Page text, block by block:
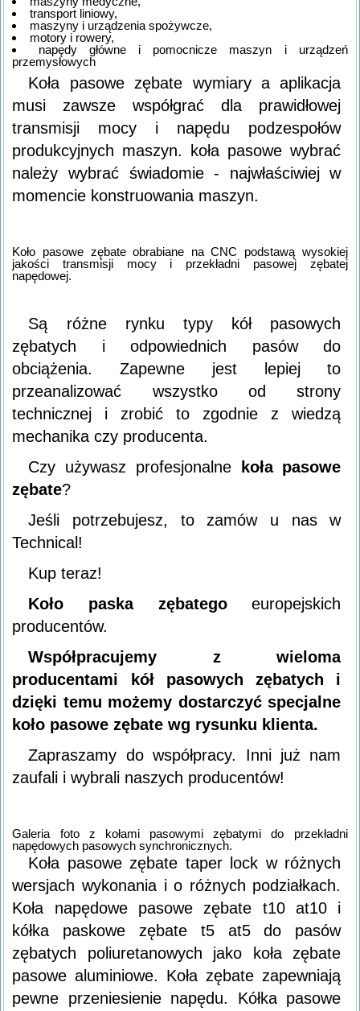
transport liniowy,
maszyny i urządzenia spożywcze,
motory i rowery,
napędy główne i pomocnicze maszyn i urządzeń
przemysłowych
Koła pasowe zębate wymiary a aplikacja
musi zawsze współgrać dla prawidłowej
transmisji mocy i napędu podzespołów
produkcyjnych maszyn. koła pasowe wybrać
należy wybrać świadomie - najwłaściwiej w
momencie konstruowania maszyn.
Koło pasowe zębate obrabiane na CNC podstawą wysokiej
jakości transmisji mocy i przekładni pasowej zębatej
napędowej.
Są różne rynku typy kół pasowych
zębatych i odpowiednich pasów do
obciążenia. Zapewne jest lepiej to
przeanalizować wszystko od strony
technicznej i zrobić to zgodnie z wiedzą
mechanika czy producenta.
Czy używasz profesjonalne
koła pasowe
zębate?
Jeśli potrzebujesz, to zamów u nas w
Technical!
Kup teraz!
Koło paska zębategoeuropejskich
producentów.
Współpracujemy z wieloma
producentami kół pasowych zębatych i
dzięki temu możemy dostarczyć specjalne
koło pasowe zębate wg rysunku klienta.
Zapraszamy do współpracy. Inni już nam
zaufali i wybrali naszych producentów!
Galeria foto z kołami pasowymi zębatymi do przekładni
napędowych pasowych synchronicznych.
Koła pasowe zębate taper lock w różnych
wersjach wykonania i o różnych podziałkach.
Koła napędowe pasowe zębate t10 at10 i
kółka paskowe zębate t5 at5 do pasów
zębatych poliuretanowych jako koła zębate
pasowe aluminiowe. Koła zębate zapewniają
pewne przeniesienie napędu. Kółka pasowe